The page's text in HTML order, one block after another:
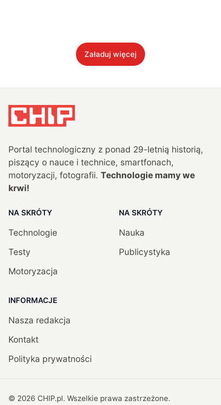
Załaduj więcej
Portal technologiczny z ponad 29-letnią historią,
piszący o nauce i technice, smartfonach,
motoryzacji, fotografii. Technologie mamy we
krwi!
NA SKRÓTY
Technologie
Testy
Motoryzacja
NA SKRÓTY
Nauka
Publicystyka
INFORMACJE
Nasza redakcja
Kontakt
Polityka prywatności
© 2026 CHIP.pl. Wszelkie prawa zastrzeżone.